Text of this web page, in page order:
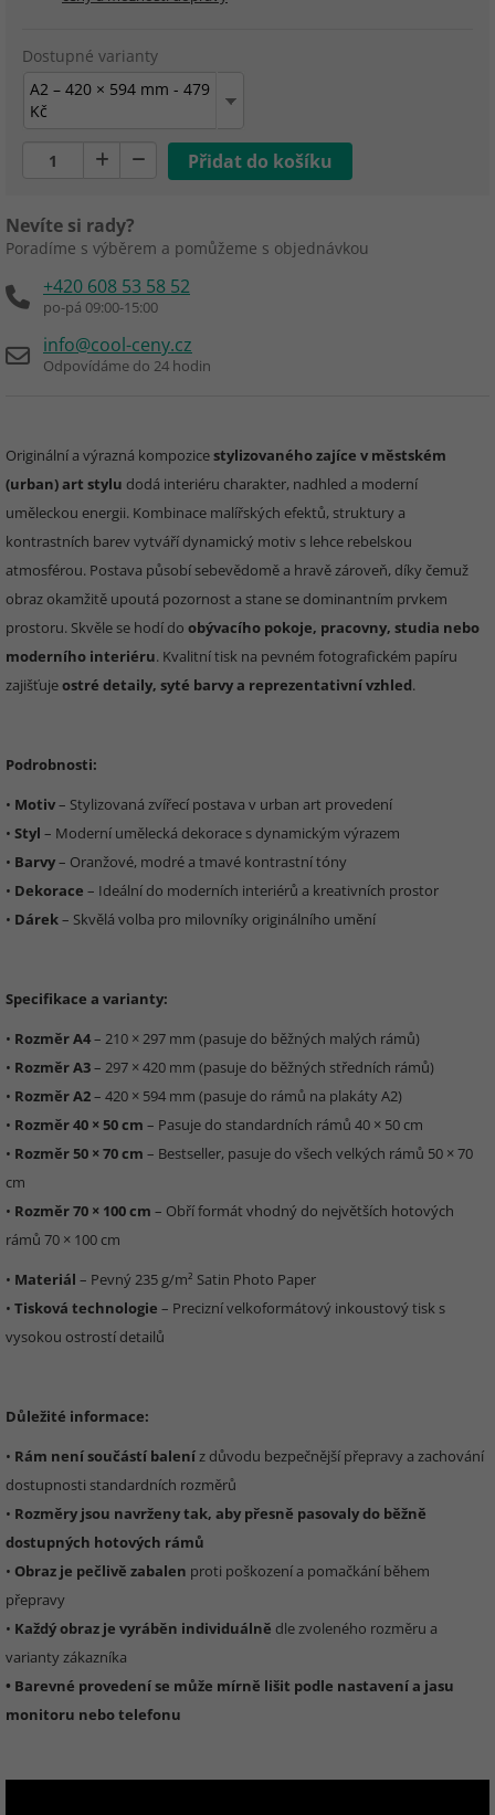
Dostupné varianty
A2 – 420 × 594 mm - 479
Kč
Nevíte si rady?
Poradíme s výběrem a pomůžeme s objednávkou
+420 608 53 58 52
po-pá 09:00-15:00
info@cool-ceny.cz
Odpovídáme do 24 hodin
Originální a výrazná kompozicestylizovaného zajíce v městském
(urban) art stylu dodá interiéru charakter, nadhled a moderní
uměleckou energii. Kombinace malířských efektů, struktury a
kontrastních barev vytváří dynamický motiv s lehce rebelskou
atmosférou. Postava působí sebevědomě a hravě zároveň, díky čemuž
obraz okamžitě upoutá pozornost a stane se dominantním prvkem
prostoru. Skvěle se hodí do obývacího pokoje, pracovny, studia nebo
moderního interiéru. Kvalitní tisk na pevném fotografickém papíru
zajišťujeostré detaily, syté barvy a reprezentativní vzhled.
Podrobnosti:
• Motiv– Stylizovaná zvířecí postava v urban art provedení
• Styl – Moderní umělecká dekorace s dynamickým výrazem
• Barvy– Oranžové, modré a tmavé kontrastní tóny
• Dekorace – Ideální do moderních interiérů a kreativních prostor
• Dárek– Skvělá volba pro milovníky originálního umění
Specifikace a varianty:
• Rozměr A4– 210 × 297 mm (pasuje do běžných malých rámů)
• Rozměr A3– 297 × 420 mm (pasuje do běžných středních rámů)
• Rozměr A2– 420 × 594 mm (pasuje do rámů na plakáty A2)
• Rozměr 40 × 50 cm – Pasuje do standardních rámů 40 × 50 cm
• Rozměr 50 × 70 cm – Bestseller, pasuje do všech velkých rámů 50 × 70
cm
• Rozměr 70 × 100 cm – Obří formát vhodný do největších hotových
rámů 70 × 100 cm
• Materiál – Pevný 235 g/m² Satin Photo Paper
• Tisková technologie – Precizní velkoformátový inkoustový tisk s
vysokou ostrostí detailů
Důležité informace:
• Rám není součástí baleníz důvodu bezpečnější přepravy a zachování
dostupnosti standardních rozměrů
• Rozměry jsou navrženy tak, aby přesně pasovaly do běžně
dostupných hotových rámů
• Obraz je pečlivě zabalen proti poškození a pomačkání během
přepravy
• Každý obraz je vyráběn individuálně dle zvoleného rozměru a
varianty zákazníka
• Barevné provedení se může mírně lišit podle nastavení a jasu
monitoru nebo telefonu